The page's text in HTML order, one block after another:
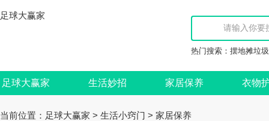
足球大赢家
热门搜索： 摆地摊垃
足球大赢家 生活妙招 家居保养 衣物
当前位置： 足球大赢家 > 生活小窍门 > 家居保养